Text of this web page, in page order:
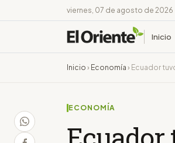
viernes, 07 de agosto de 2026
Inicio
Inicio › Economía › Ecuador
ECONOMÍA